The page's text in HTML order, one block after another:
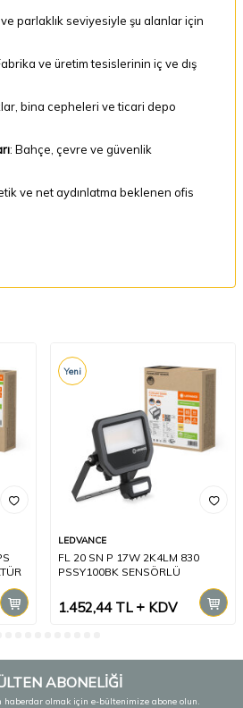
parlaklık seviyesiyle şu alanlar için
ve üretim tesislerinin iç ve dış
bina cepheleri ve ticari depo
: Bahçe, çevre ve güvenlik
ve net aydınlatma beklenen ofis
Yeni
LEDVANCE
FL 20 SN P 17W 2K4LM 830
PSSY100BK SENSÖRLÜ
1.452,44TL KDV
ABONELİĞİ
haberdar olmak için e-bültenimize abone olun.